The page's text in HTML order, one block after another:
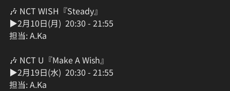
🎶 NCT WISH『Steady』
▶︎2月10日(月)  20:30 - 21:55
担当: A.Ka
🎶 NCT U『Make A Wish』
▶︎2月19日(水)  20:30 - 21:55
担当: A.Ka